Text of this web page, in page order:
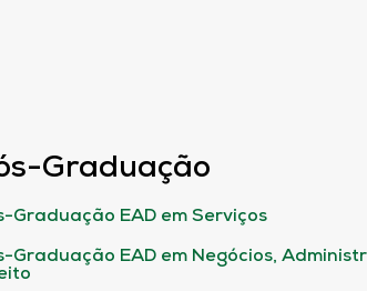
Graduação
Graduação EAD em Serviços
Graduação EAD em Negócios,